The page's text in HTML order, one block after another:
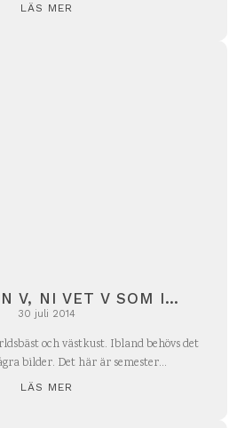
LÄS MER
V, NI VET V SOM I…
30 juli 2014
och västkust. Ibland behövs det
bilder. Det här är semester...
LÄS MER